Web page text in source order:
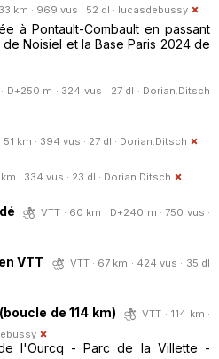
km · 969 vus · 52 dl · lucasdebussy
à Pontault-Combault en passant
Noisiel et la Base Paris 2024 de
D+250 m · 324 vus · 27 dl · Dorian.Ditsch
51 km · 394 vus · 27 dl · Dorian.Ditsch
km · 334 vus · 23 dl · Dorian.Ditsch
VTT · 60 km · D+240 m · 750 vus ·
VTT
VTT · 67 km · 424 vus · 35 dl
de 114 km)
VTT · 114 km ·
l'Ourcq - Parc de la Villette -